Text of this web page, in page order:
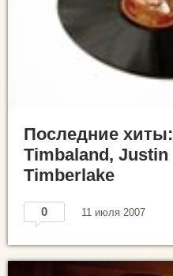
Последние хиты:
Timbaland, Justin
Timberlake
0 11 июля 2007